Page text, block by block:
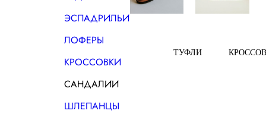
ЭСПАДРИЛЬИ
ЛОФЕРЫ
КРОССОВКИ
САНДАЛИИ
ШЛЕПАНЦЫ
ТУФЛИ